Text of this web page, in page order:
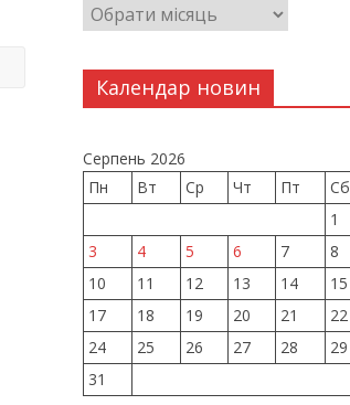
Календар новин
Серпень 2026
Пн
Вт Ср Чт Пт Сб
1
3
4 5 6 7 8
10
11 12 13 14 15
17
18 19 20 21 22
24
25 26 27 28 29
31